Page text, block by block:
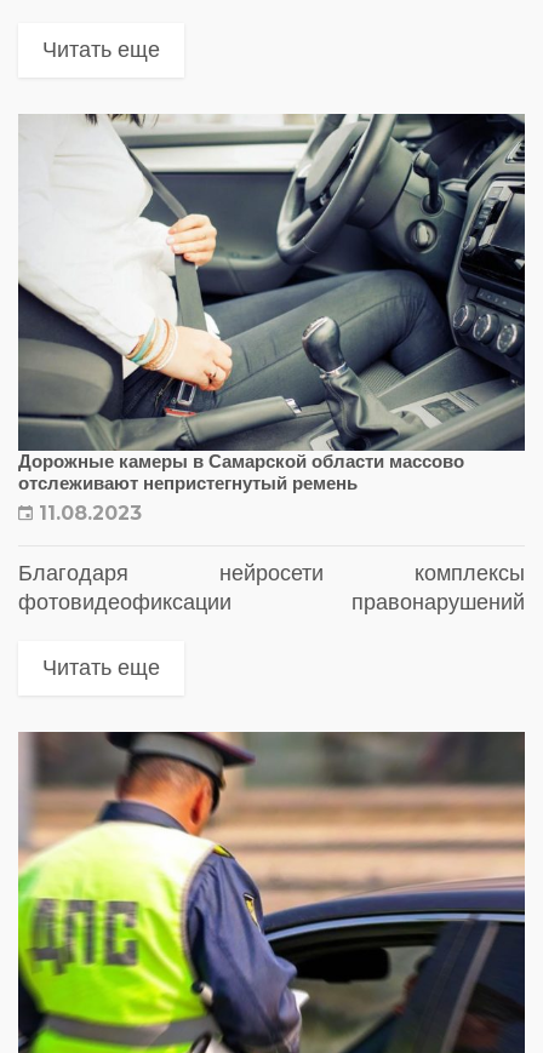
Читать еще
Дорожные камеры в Самарской области массово
отслеживают непристегнутый ремень
11.08.2023
Благодаря нейросети комплексы
фотовидеофиксации правонарушений
пассажирах даже в темное время суток
Читать еще